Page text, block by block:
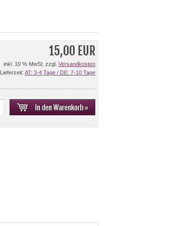
15,00 EUR
inkl. 10 % MwSt. zzgl. Versandkosten
Lieferzeit: AT: 3-4 Tage / DE: 7-10 Tage